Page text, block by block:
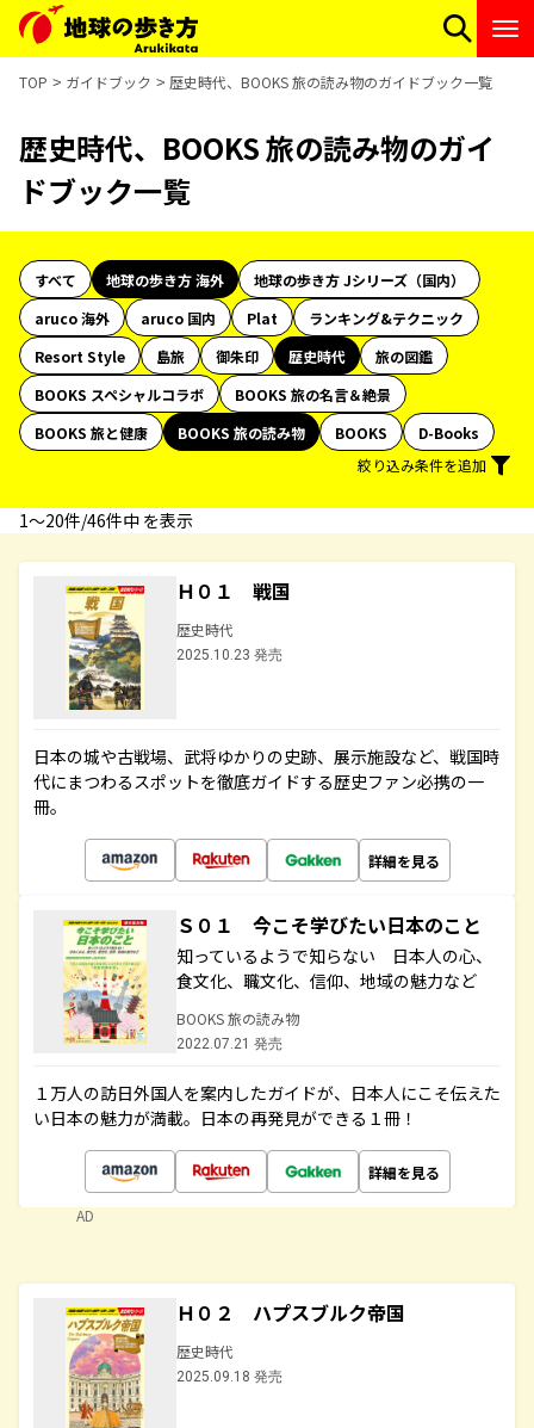
TOP ガイドブック 歴史時代、BOOKS 旅の読み物のガイドブック一覧
歴史時代、BOOKS 旅の読み物のガイ
ドブック一覧
すべて 地球の歩き方 海外
地球の歩き方 Jシリーズ（国内）
aruco 海外
aruco 国内 Plat
ランキング&テクニック
Resort Style
島旅 御朱印 歴史時代
旅の図鑑
BOOKS スペシャルコラボ
BOOKS 旅の名言＆絶景
BOOKS 旅と健康
BOOKS 旅の読み物 BOOKS
D-Books
絞り込み条件を追加
1〜20件/46件中 を表示
Ｈ０１ 戦国
歴史時代
2025.10.23 発売
日本の城や古戦場、武将ゆかりの史跡、展示施設など、戦国時
代にまつわるスポットを徹底ガイドする歴史ファン必携の一
冊。
詳細を見る
Ｓ０１ 今こそ学びたい日本のこと
知っているようで知らない 日本人の心、
食文化、職文化、信仰、地域の魅力など
BOOKS 旅の読み物
2022.07.21 発売
１万人の訪日外国人を案内したガイドが、日本人にこそ伝えた
い日本の魅力が満載。日本の再発見ができる１冊！
詳細を見る
AD
Ｈ０２ ハプスブルク帝国
歴史時代
2025.09.18 発売